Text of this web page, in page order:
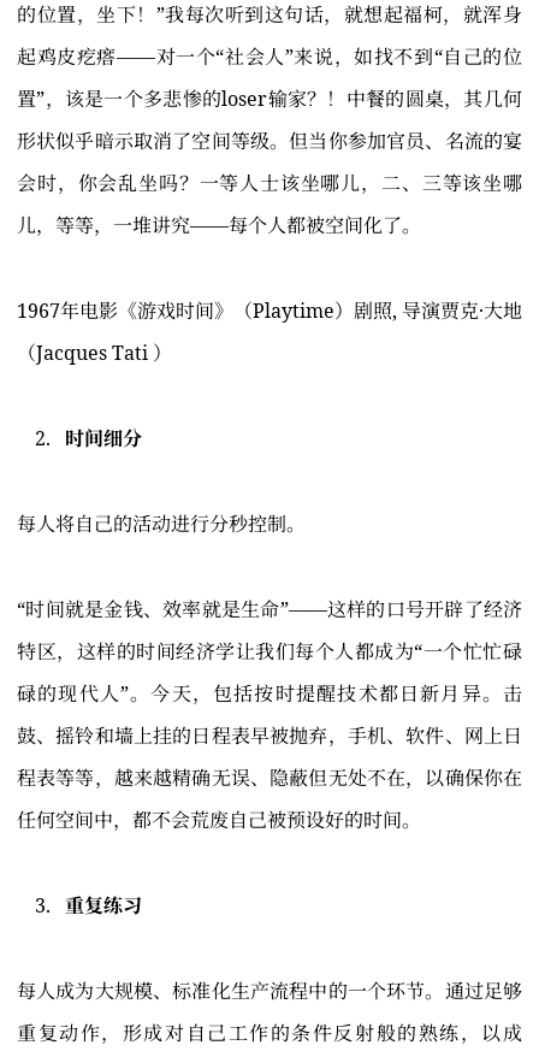
的位置，坐下！”我每次听到这句话，就想起福柯，就浑身
起鸡皮疙瘩——对一个“社会人”来说，如找不到“自己的位
置”，该是一个多悲惨的loser输家？！中餐的圆桌，其几何
形状似乎暗示取消了空间等级。但当你参加官员、名流的宴
会时，你会乱坐吗？一等人士该坐哪儿，二、三等该坐哪
儿，等等，一堆讲究——每个人都被空间化了。
1967年电影《游戏时间》（Playtime）剧照, 导演贾克·大地
（Jacques Tati ）
时间细分
每人将自己的活动进行分秒控制。
“时间就是金钱、效率就是生命”——这样的口号开辟了经济
特区，这样的时间经济学让我们每个人都成为“一个忙忙碌
碌的现代人”。今天，包括按时提醒技术都日新月异。击
鼓、摇铃和墙上挂的日程表早被抛弃，手机、软件、网上日
程表等等，越来越精确无误、隐蔽但无处不在，以确保你在
任何空间中，都不会荒废自己被预设好的时间。
重复练习
每人成为大规模、标准化生产流程中的一个环节。通过足够
重复动作，形成对自己工作的条件反射般的熟练，以成